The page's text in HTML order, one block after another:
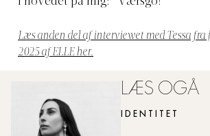
Læs anden del af interviewet med Tessa
2025 af ELLE her.
LÆS OGÅ
IDENTITET